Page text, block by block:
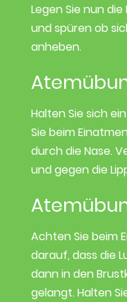
Legen Sie nun
und spüren ob
anheben.
Halten Sie sich
Sie beim
durch die Nase.
und gegen die
Achten Sie beim
darauf, dass die
dann in den
gelangt. Halten